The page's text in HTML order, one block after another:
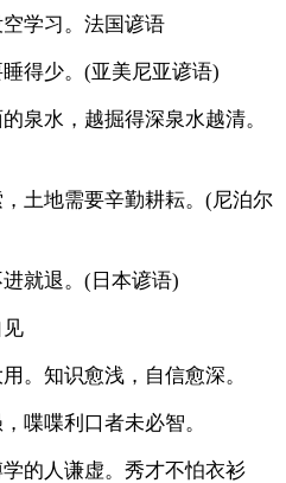
学习。法国谚语
得少。(亚美尼亚谚语)
水，越掘得深泉水越清。
土地需要辛勤耕耘。(尼泊尔
就退。(日本谚语)
知识愈浅，自信愈深。
喋利口者未必智。
的人谦虚。秀才不怕衣衫